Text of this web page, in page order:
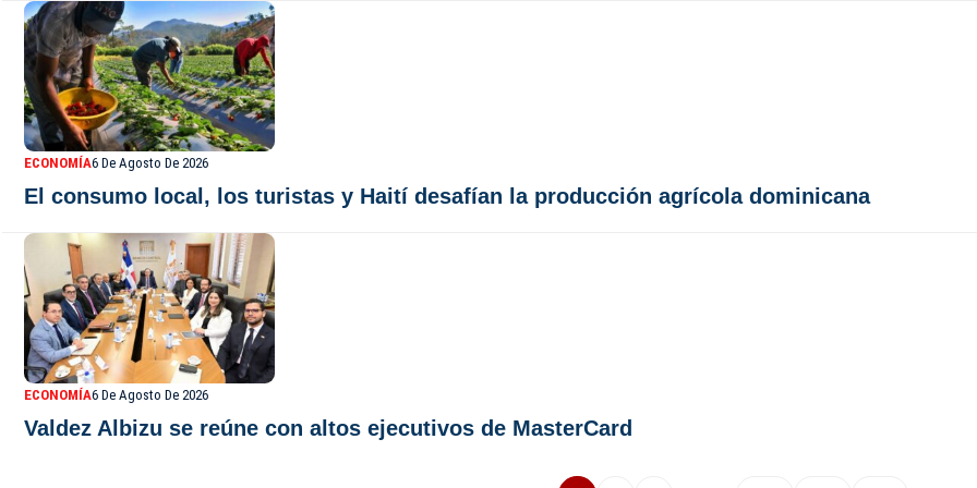
ECONOMÍA6 De Agosto De 2026
El consumo local, los turistas y Haití desafían la producción agrícola dominicana
ECONOMÍA6 De Agosto De 2026
Valdez Albizu se reúne con altos ejecutivos de MasterCard